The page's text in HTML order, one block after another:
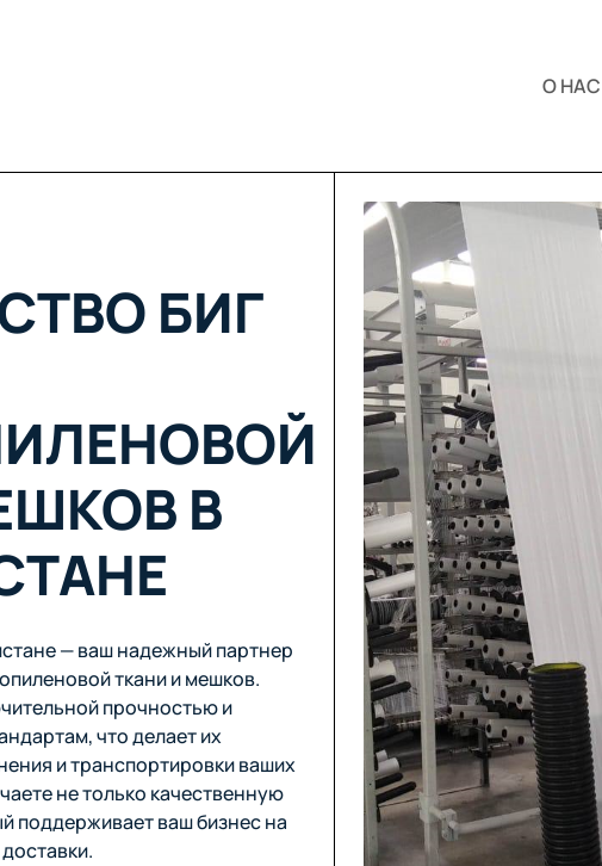
О НАС
БИГ
В
— ваш надежный партнер
ткани и мешков.
прочностью и
что делает их
и транспортировки ваших
не только качественную
поддерживает ваш бизнес на